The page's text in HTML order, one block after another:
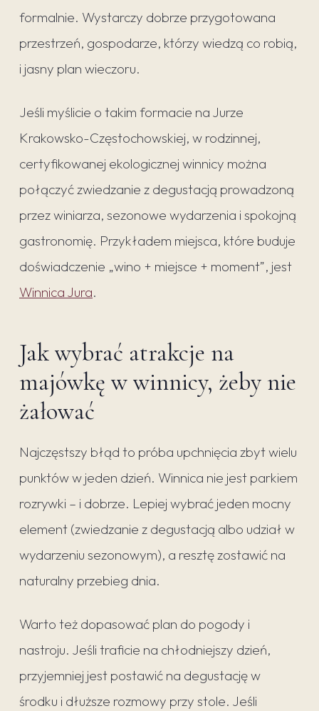
formalnie. Wystarczy dobrze przygotowana
przestrzeń, gospodarze, którzy wiedzą co robią,
i jasny plan wieczoru.
Jeśli myślicie o takim formacie na Jurze
Krakowsko-Częstochowskiej, w rodzinnej,
certyfikowanej ekologicznej winnicy można
połączyć zwiedzanie z degustacją prowadzoną
przez winiarza, sezonowe wydarzenia i spokojną
gastronomię. Przykładem miejsca, które buduje
doświadczenie „wino + miejsce + moment”, jest
Winnica Jura.
Jak wybrać atrakcje na
majówkę w winnicy, żeby nie
żałować
Najczęstszy błąd to próba upchnięcia zbyt wielu
punktów w jeden dzień. Winnica nie jest parkiem
rozrywki – i dobrze. Lepiej wybrać jeden mocny
element (zwiedzanie z degustacją albo udział w
wydarzeniu sezonowym), a resztę zostawić na
naturalny przebieg dnia.
Warto też dopasować plan do pogody i
nastroju. Jeśli traficie na chłodniejszy dzień,
przyjemniej jest postawić na degustację w
środku i dłuższe rozmowy przy stole. Jeśli